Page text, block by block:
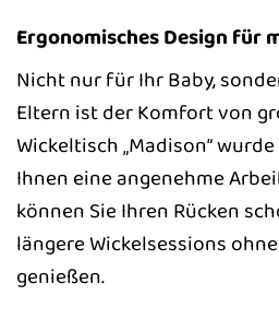
Ergonomisches Design für
Nicht nur für Ihr Baby,
Eltern ist der Komfort von
Wickeltisch „Madison“
Ihnen eine angenehme
können Sie Ihren Rücken
längere Wickelsessions
genießen.